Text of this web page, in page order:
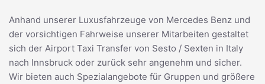
Anhand unserer Luxusfahrzeuge von Mercedes Benz und
der vorsichtigen Fahrweise unserer Mitarbeiten gestaltet
sich der Airport Taxi Transfer von Sesto / Sexten in Italy
nach Innsbruck oder zurück sehr angenehm und sicher.
Wir bieten auch Spezialangebote für Gruppen und größere